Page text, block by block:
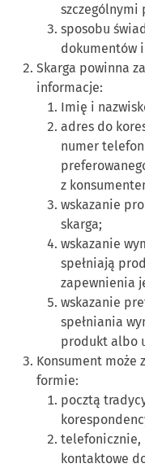
szczególnymi
sposobu
dokumentów
Skarga powinna
informacje:
Imię i
adres do
numer
z
wskazanie
skarga;
wskazanie
spełniają
zapewnienia
wskazanie
spełniania
produkt albo
Konsument może
formie:
pocztą
telefonicznie,
kontaktowe